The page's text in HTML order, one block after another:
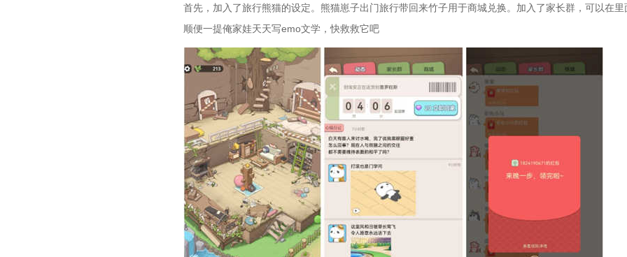
首先，加入了旅行熊猫的设定。熊猫崽子出门旅行带回来竹子用于商城兑换。加入了家长群，可以在里
顺便一提俺家娃天天写emo文学，快救救它吧